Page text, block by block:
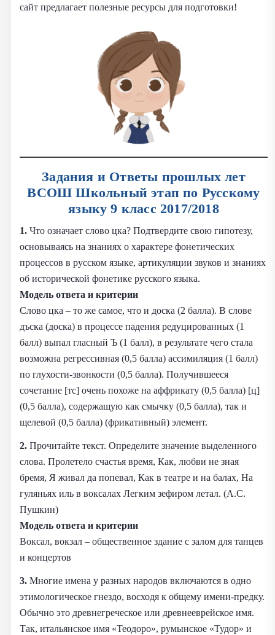
сайт предлагает полезные ресурсы для подготовки!
Задания и Ответы прошлых лет
ВСОШ Школьный этап по Русскому
языку 9 класс 2017/2018
1. Что означает слово цка? Подтвердите свою гипотезу,
основываясь на знаниях о характере фонетических
процессов в русском языке, артикуляции звуков и знаниях
об исторической фонетике русского языка.
Модель ответа и критерии
Слово цка – то же самое, что и доска (2 балла). В слове
дъска (доска) в процессе падения редуцированных (1
балл) выпал гласный Ъ (1 балл), в результате чего стала
возможна регрессивная (0,5 балла) ассимиляция (1 балл)
по глухости-звонкости (0,5 балла). Получившееся
сочетание [тс] очень похоже на аффрикату (0,5 балла) [ц]
(0,5 балла), содержащую как смычку (0,5 балла), так и
щелевой (0,5 балла) (фрикативный) элемент.
2. Прочитайте текст. Определите значение выделенного
слова. Пролетело счастья время, Как, любви не зная
бремя, Я живал да попевал, Как в театре и на балах, На
гуляньях иль в воксалах Легким зефиром летал. (А.С.
Пушкин)
Модель ответа и критерии
Воксал, вокзал – общественное здание с залом для танцев
и концертов
3. Многие имена у разных народов включаются в одно
этимологическое гнездо, восходя к общему имени-предку.
Обычно это древнегреческое или древнееврейское имя.
Так, итальянское имя «Теодоро», румынское «Тудор» и